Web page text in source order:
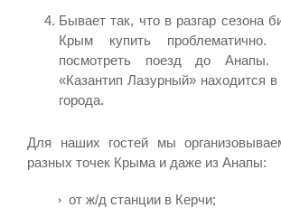
Бывает так, что в разгар сезона
Крым купить проблематично.
посмотреть поезд до Анапы.
«Казантип Лазурный» находится в
города.
Для наших гостей мы
разных точек Крыма и даже из Анапы:
от ж/д станции в Керчи;